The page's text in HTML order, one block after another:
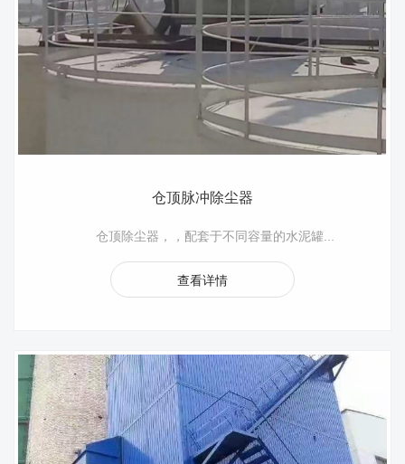
仓顶脉冲除尘器
仓顶除尘器，，配套于不同容量的水泥罐...
查看详情